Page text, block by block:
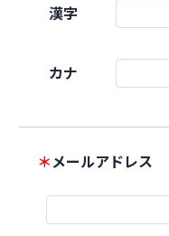
漢字
カナ
＊メールアドレス